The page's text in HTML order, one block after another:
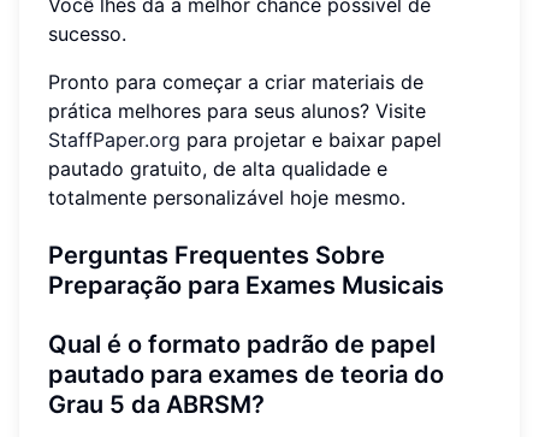
sucesso.
Pronto para começar a criar materiais de
prática melhores para seus alunos? Visite
StaffPaper.org para projetar e baixar papel
pautado gratuito, de alta qualidade e
totalmente personalizável hoje mesmo.
Perguntas Frequentes Sobre
Preparação para Exames Musicais
Qual é o formato padrão de papel
pautado para exames de teoria do
Grau 5 da ABRSM?